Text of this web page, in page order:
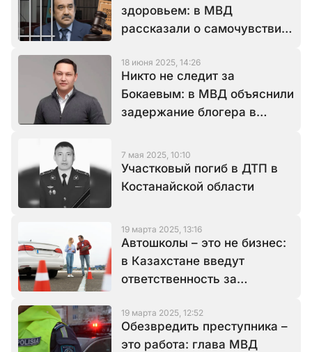
здоровьем: в МВД
рассказали о самочувствии
18 июня 2025, 14:26
Никто не следит за
Бокаевым: в МВД объяснили
задержание блогера в
7 мая 2025, 10:10
Участковый погиб в ДТП в
Костанайской области
19 марта 2025, 13:16
Автошколы – это не бизнес:
в Казахстане введут
ответственность за
19 марта 2025, 12:52
Обезвредить преступника –
это работа: глава МВД